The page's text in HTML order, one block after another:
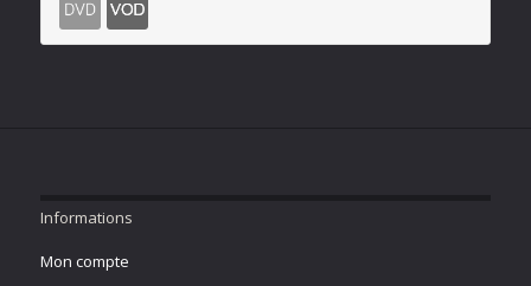
Informations
Mon compte